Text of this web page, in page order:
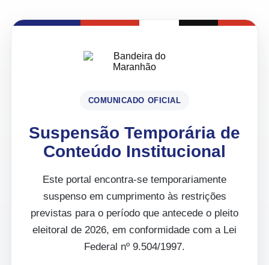
COMUNICADO OFICIAL
Suspensão Temporária de
Conteúdo Institucional
Este portal encontra-se temporariamente
suspenso em cumprimento às restrições
previstas para o período que antecede o pleito
eleitoral de 2026, em conformidade com a Lei
Federal nº 9.504/1997.